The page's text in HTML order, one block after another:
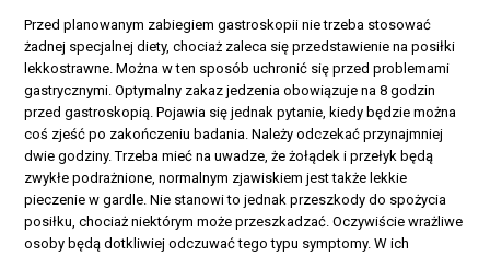
Przed planowanym zabiegiem gastroskopii nie trzeba stosować
żadnej specjalnej diety, chociaż zaleca się przedstawienie na posiłki
lekkostrawne. Można w ten sposób uchronić się przed problemami
gastrycznymi. Optymalny zakaz jedzenia obowiązuje na 8 godzin
przed gastroskopią. Pojawia się jednak pytanie, kiedy będzie można
coś zjeść po zakończeniu badania. Należy odczekać przynajmniej
dwie godziny. Trzeba mieć na uwadze, że żołądek i przełyk będą
zwykłe podrażnione, normalnym zjawiskiem jest także lekkie
pieczenie w gardle. Nie stanowi to jednak przeszkody do spożycia
posiłku, chociaż niektórym może przeszkadzać. Oczywiście wrażliwe
osoby będą dotkliwiej odczuwać tego typu symptomy. W ich